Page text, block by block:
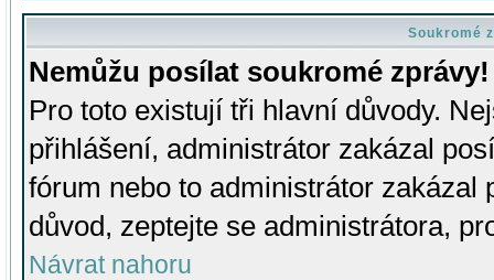
Soukromé
Nemůžu posílat soukromé zprávy!
Pro toto existují tři hlavní důvody.
přihlášení, administrátor zakázal
fórum nebo to administrátor zakázal
důvod, zeptejte se administrátora,
Návrat nahoru